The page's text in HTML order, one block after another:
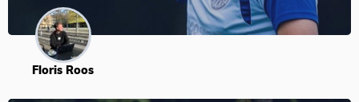
Floris Roos